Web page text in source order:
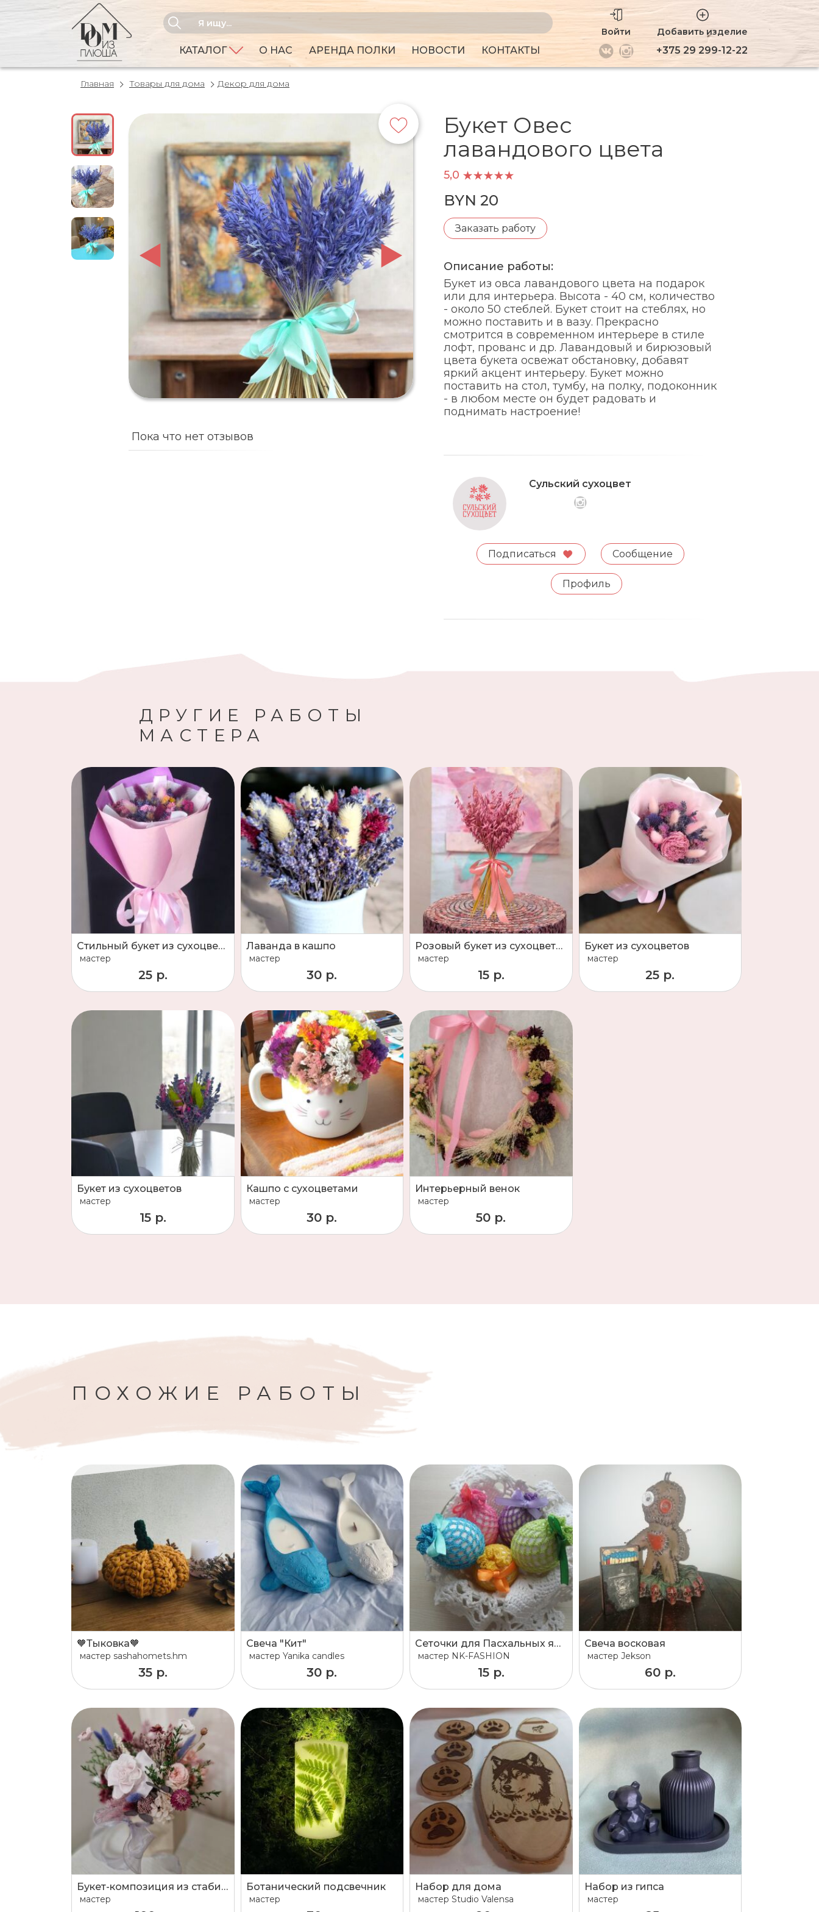
Войти Добавить изделие
КАТАЛОГ О НАС АРЕНДА ПОЛКИ НОВОСТИ КОНТАКТЫ +375 29 299-12-22
Главная Товары для дома Декор для дома
Пока что нет отзывов
Букет Овес
лавандового цвета
5,0
BYN 20
Заказать работу
Описание работы:
Букет из овса лавандового цвета на подарок
или для интерьера. Высота - 40 см, количество
- около 50 стеблей. Букет стоит на стеблях, но
можно поставить и в вазу. Прекрасно
смотрится в современном интерьере в стиле
лофт, прованс и др. Лавандовый и бирюзовый
цвета букета освежат обстановку, добавят
яркий акцент интерьеру. Букет можно
поставить на стол, тумбу, на полку, подоконник
- в любом месте он будет радовать и
поднимать настроение!
Сульский сухоцвет
Подписаться Сообщение
Профиль
ДРУГИЕ РАБОТЫ
МАСТЕРА
Стильный букет из сухоцветов
мастер
25 р.
Лаванда в кашпо
мастер
30 р.
Розовый букет из сухоцветов
мастер
15 р.
Букет из сухоцветов
мастер
25 р.
Букет из сухоцветов
мастер
15 р.
Кашпо с сухоцветами
мастер
30 р.
Интерьерный венок
мастер
50 р.
ПОХОЖИЕ РАБОТЫ
🧡Тыковка🧡
мастер sashahomets.hm
35 р.
Свеча "Кит"
мастер Yanika candles
30 р.
Сеточки для Пасхальных яиц
мастер NK-FASHION
15 р.
Свеча восковая
мастер Jekson
60 р.
Букет-композиция из стабилизированных цветов и сухоцветов
мастер
Ботанический подсвечник
мастер
Набор для дома
мастер Studio Valensa
Набор из гипса
мастер